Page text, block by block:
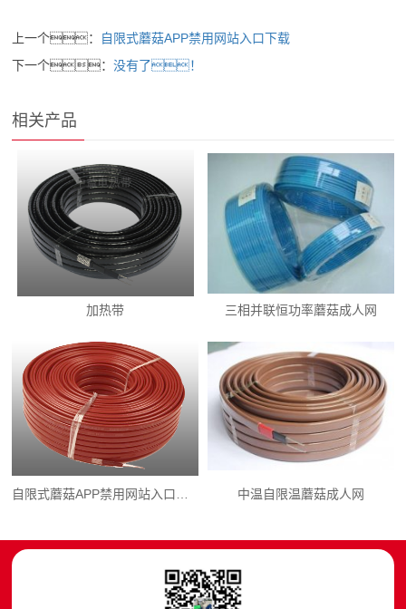
上一个： 自限式蘑菇APP禁用网站入口下载
下一个：没有了！
相关产品
加热带 三相并联恒功率蘑菇成人网
中温自限温蘑菇成人网